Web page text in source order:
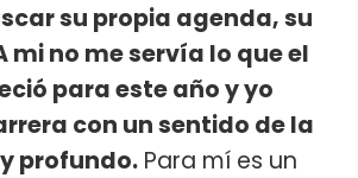
su propia agenda, su
mi no me servía lo que el
para este año y yo
con un sentido de la
profundo. Para mí es un